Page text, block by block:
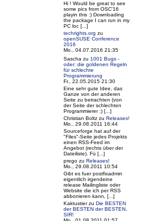
Hi ! Would be great to see
some pics from OSC'16
playin this :) Downloading
the package I can run in my
PC loc [...]
techrights.org zu
openSUSE Conference
2016
Mo., 04.07.2016 21:35
Sascha zu 1001 Bugs -
oder: die goldenen Regeln
für schlechte
Programmierung
Fr., 22.05.2015 21:30
Eine sehr gute Idee, das
Ganze von der anderen
Seite zu betrachten (von
der Seite der schlechten
Programmierer :) [...]
Christian Boltz zu Releases!
Mo., 29.08.2011 16:44
Sourceforge hat auf der
"Files"-Seite jedes Projekts
einen RSS-Feed im
Angebot (rechts über der
Dateiliste). Fü [...]
prego zu Releases!
Mo., 29.08.2011 10:54
Gibt es fuer postfixadmin
eigentlich irgendeine
release Mailingliste oder
Website die ich per RSS
abbonieren kann, [...]
Kaktustierzu Die BESTEN
der BESTEN der BESTEN,
SIR!